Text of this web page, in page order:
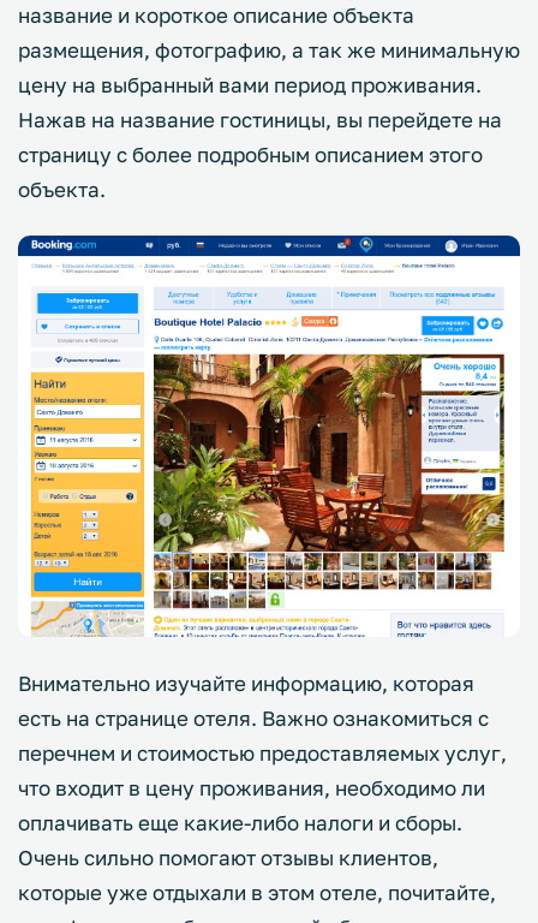
название и короткое описание объекта
размещения, фотографию, а так же минимальную
цену на выбранный вами период проживания.
Нажав на название гостиницы, вы перейдете на
страницу с более подробным описанием этого
объекта.
Внимательно изучайте информацию, которая
есть на странице отеля. Важно ознакомиться с
перечнем и стоимостью предоставляемых услуг,
что входит в цену проживания, необходимо ли
оплачивать еще какие-либо налоги и сборы.
Очень сильно помогают отзывы клиентов,
которые уже отдыхали в этом отеле, почитайте,